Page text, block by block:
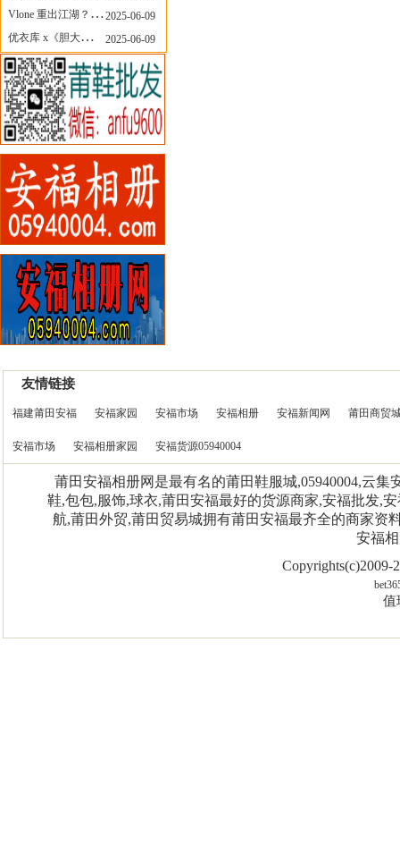
Vlone 重出江湖？突然又要联名，谁能想到！
2025-06-09
优衣库 x《胆大党》新品公布，第二季联动周边来了！
2025-06-09
友情链接
福建莆田安福 安福家园 安福市场 安福相册 安福新闻网 莆田商贸
安福市场 安福相册家园 安福货源05940004
莆田安福相册网是最有名的莆田鞋服城,05940004,云
鞋,包包,服饰,球衣,莆田安福最好的货源商家,安福批发,
航,莆田外贸,莆田贸易城拥有莆田安福最齐全的商家资
安福
Copyrights(c)2009-
值